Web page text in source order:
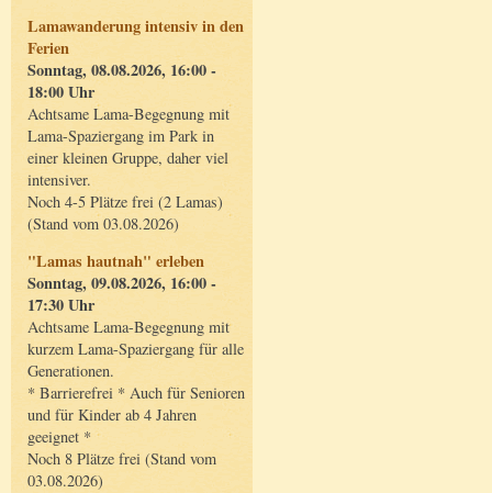
Lamawanderung intensiv in den
Ferien
Sonntag, 08.08.2026, 16:00 -
18:00 Uhr
Achtsame Lama-Begegnung mit
Lama-Spaziergang im Park in
einer kleinen Gruppe, daher viel
intensiver.
Noch 4-5 Plätze frei (2 Lamas)
(Stand vom 03.08.2026)
"Lamas hautnah" erleben
Sonntag, 09.08.2026, 16:00 -
17:30 Uhr
Achtsame Lama-Begegnung mit
kurzem Lama-Spaziergang für alle
Generationen.
* Barrierefrei * Auch für Senioren
und für Kinder ab 4 Jahren
geeignet *
Noch 8 Plätze frei (Stand vom
03.08.2026)